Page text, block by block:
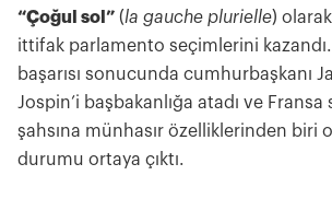
“Çoğul sol” (la gauche plurielle)
ittifak parlamento seçimlerini
başarısı sonucunda cumhurbaşkanı
Jospin’i başbakanlığa atadı ve
şahsına münhasır özelliklerinden biri
durumu ortaya çıktı.